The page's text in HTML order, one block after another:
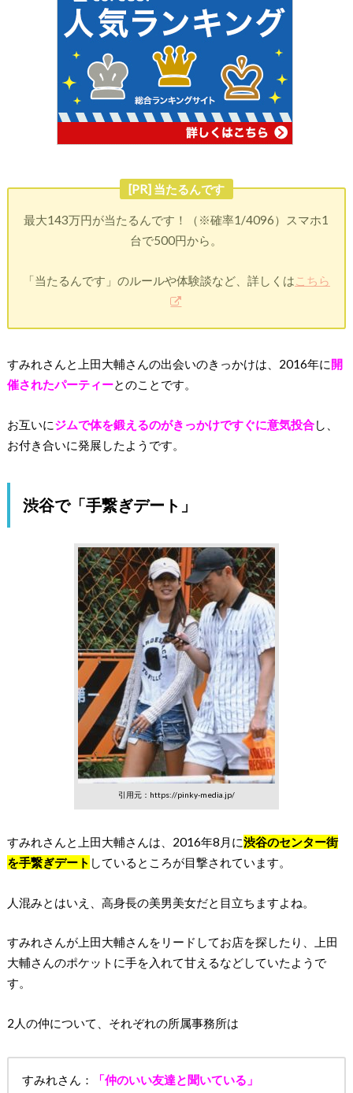
[PR] 当たるんです
最大143万円が当たるんです！（※確率1/4096）スマホ1
台で500円から。
「当たるんです」のルールや体験談など、詳しくは こちら
すみれさんと上田大輔さんの出会いのきっかけは、2016年に開
催されたパーティーとのことです。
お互いにジムで体を鍛えるのがきっかけですぐに意気投合し、
お付き合いに発展したようです。
渋谷で「手繋ぎデート」
引用元：https://pinky-media.jp/
すみれさんと上田大輔さんは、2016年8月に渋谷のセンター街
を手繋ぎデート しているところが目撃されています。
人混みとはいえ、高身長の美男美女だと目立ちますよね。
すみれさんが上田大輔さんをリードしてお店を探したり、上田
大輔さんのポケットに手を入れて甘えるなどしていたようで
す。
2人の仲について、それぞれの所属事務所は
すみれさん： 「仲のいい友達と聞いている」